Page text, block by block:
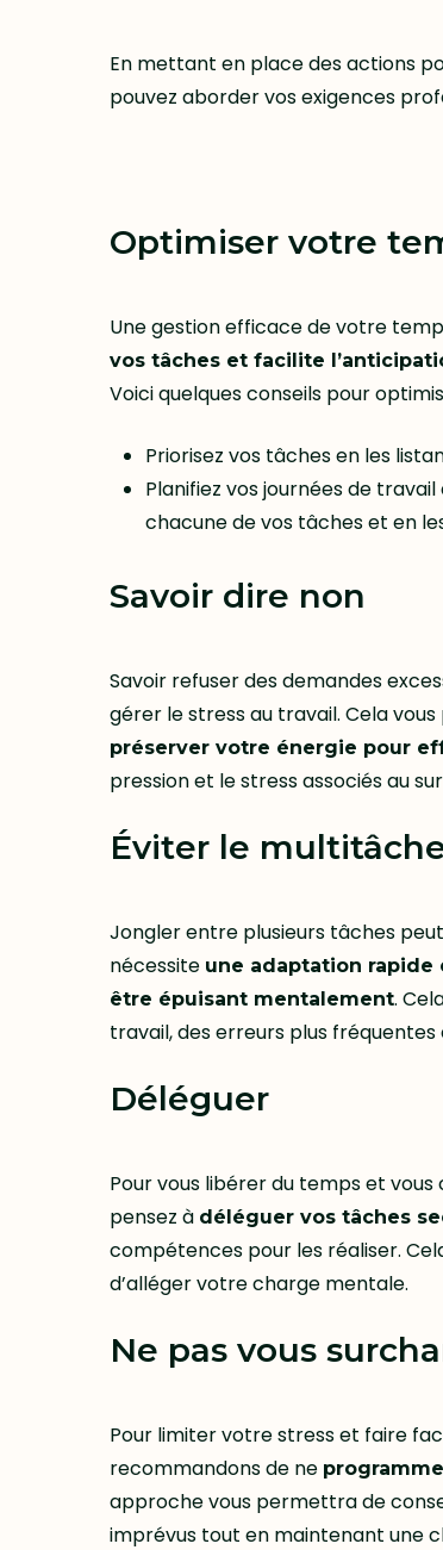
En mettant en place des actions
pouvez aborder vos exigences
Optimiser votre
Une gestion efficace de votre
vos tâches et facilite
Voici quelques conseils pour
Priorisez vos tâches en les
Planifiez vos journées de
chacune de vos tâches et en
Savoir dire non
Savoir refuser des demandes
gérer le stress au travail. Cela
préserver votre énergie pour
pression et le stress associés au
Éviter le
Jongler entre plusieurs tâches
nécessite une adaptation
être épuisant mentalement.
travail, des erreurs plus
Déléguer
Pour vous libérer du temps et
pensez à déléguer vos tâches
compétences pour les réaliser.
d’alléger votre charge mentale.
Ne pas vous
Pour limiter votre stress et faire
recommandons de ne
approche vous permettra de
imprévus tout en maintenant une